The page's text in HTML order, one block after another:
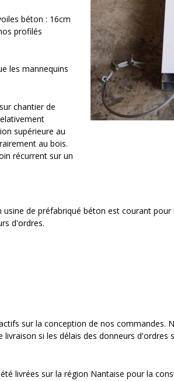
béton : 16cm
profilés
les mannequins
chantier de
supérieure au
au bois.
récurrent sur un
de préfabriqué béton est courant pour
d'ordres.
sur la conception de nos commandes.
si les délais des donneurs d'ordres
livrées sur la région Nantaise pour la